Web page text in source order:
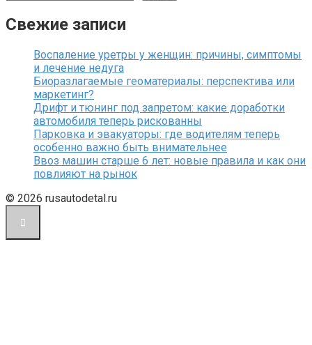
Свежие записи
Воспаление уретры у женщин: причины, симптомы
и лечение недуга
Биоразлагаемые геоматериалы: перспектива или
маркетинг?
Дрифт и тюнинг под запретом: какие доработки
автомобиля теперь рискованны
Парковка и эвакуаторы: где водителям теперь
особенно важно быть внимательнее
Ввоз машин старше 6 лет: новые правила и как они
повлияют на рынок
© 2026 rusautodetal.ru